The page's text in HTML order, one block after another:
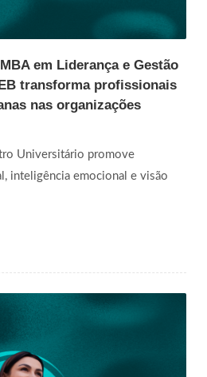
em Liderança e Gestão
transforma profissionais
nas organizações
Universitário promove
inteligência emocional e visão